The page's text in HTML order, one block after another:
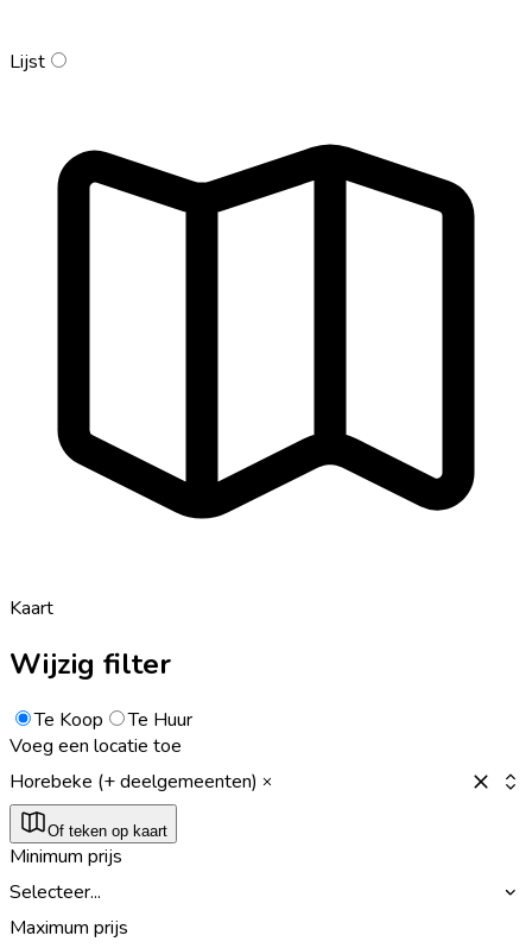
Lijst
Kaart
Wijzig filter
Te Koop
Te Huur
Voeg een locatie toe
Horebeke (+ deelgemeenten)
Of teken op kaart
Minimum prijs
Selecteer...
Maximum prijs